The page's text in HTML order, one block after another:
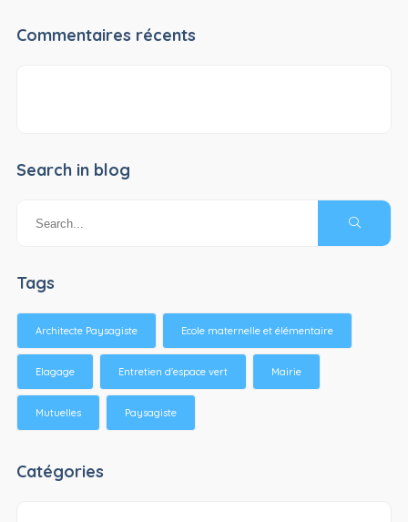
Commentaires récents
Search in blog
Tags
Architecte Paysagiste Ecole maternelle et élémentaire
Elagage Entretien d'espace vert Mairie
Mutuelles Paysagiste
Catégories